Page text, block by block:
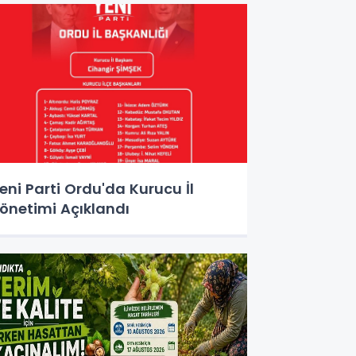
Parti Ordu'da Kurucu İl
Açıklandı